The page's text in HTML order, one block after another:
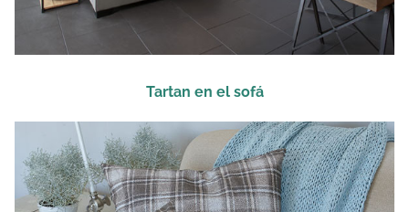
Tartan en el sofá